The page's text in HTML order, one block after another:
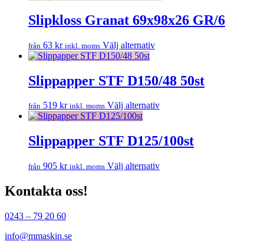
har
flera
kan
väljas
produktsidan
Slipkloss Granat 69x98x26 GR/6
från 63 kr inkl. moms Välj alternativDen
har
flera
De
kan
väljas
produktsidan
Slippapper STF D150/48 50st
från 519 kr inkl. moms Välj alternativDen
har
flera
De
Slippapper STF D125/100st
från 905 kr inkl. moms Välj alternativDen
Kontakta oss!
0243 – 79 20 60
info@mmaskin.se